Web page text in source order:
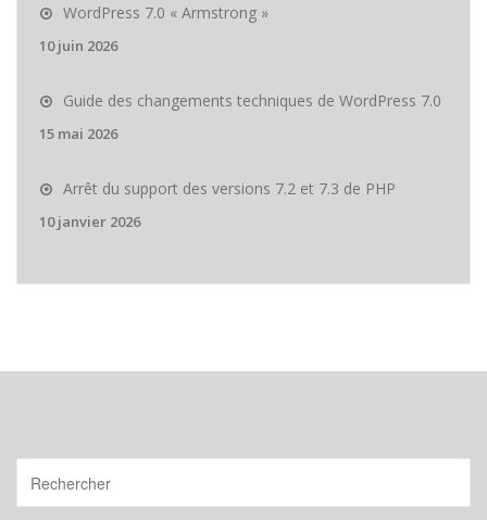
WordPress 7.0 « Armstrong »
10 juin 2026
Guide des changements techniques de WordPress 7.0
15 mai 2026
Arrêt du support des versions 7.2 et 7.3 de PHP
10 janvier 2026